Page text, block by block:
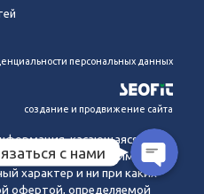
персональных данных
создание и продвижение сайта
касающаяся
на складе, стоимости
характер и ни при каких
офертой, определяемой
с нами